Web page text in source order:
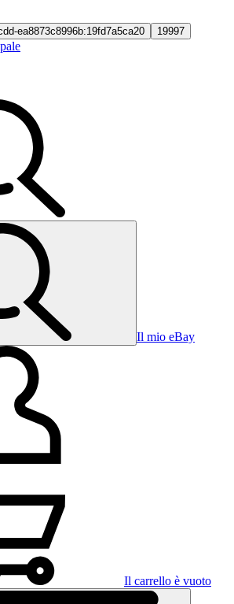
ea8873c8996b:19fd7a5ca20
19997
Il mio eBay
Il carrello è vuoto